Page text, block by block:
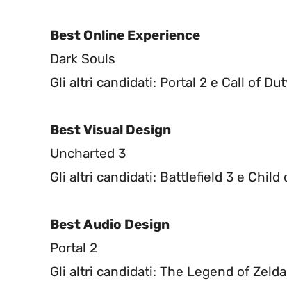
Best Online Experience
Dark Souls
Gli altri candidati: Portal 2 e Call of
Best Visual Design
Uncharted 3
Gli altri candidati: Battlefield 3 e Child
Best Audio Design
Portal 2
Gli altri candidati: The Legend of